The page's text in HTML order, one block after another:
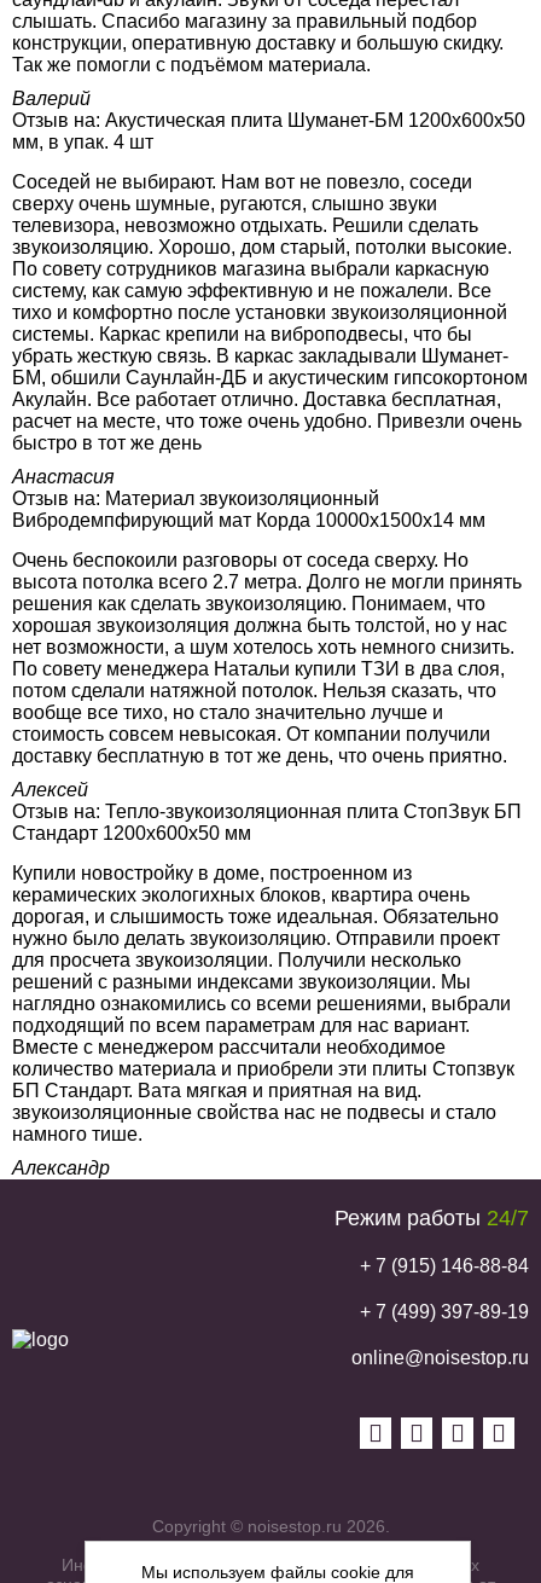
слышать. Спасибо магазину за правильный подбор
конструкции, оперативную доставку и большую скидку.
Так же помогли с подъёмом материала.
Валерий
Отзыв на: Акустическая плита Шуманет-БМ 1200х600х50
мм, в упак. 4 шт
Соседей не выбирают. Нам вот не повезло, соседи
сверху очень шумные, ругаются, слышно звуки
телевизора, невозможно отдыхать. Решили сделать
звукоизоляцию. Хорошо, дом старый, потолки высокие.
По совету сотрудников магазина выбрали каркасную
систему, как самую эффективную и не пожалели. Все
тихо и комфортно после установки звукоизоляционной
системы. Каркас крепили на виброподвесы, что бы
убрать жесткую связь. В каркас закладывали Шуманет-
БМ, обшили Саунлайн-ДБ и акустическим гипсокортоном
Акулайн. Все работает отлично. Доставка бесплатная,
расчет на месте, что тоже очень удобно. Привезли очень
быстро в тот же день
Анастасия
Отзыв на: Материал звукоизоляционный
Вибродемпфирующий мат Корда 10000х1500х14 мм
Очень беспокоили разговоры от соседа сверху. Но
высота потолка всего 2.7 метра. Долго не могли принять
решения как сделать звукоизоляцию. Понимаем, что
хорошая звукоизоляция должна быть толстой, но у нас
нет возможности, а шум хотелось хоть немного снизить.
По совету менеджера Натальи купили ТЗИ в два слоя,
потом сделали натяжной потолок. Нельзя сказать, что
вообще все тихо, но стало значительно лучше и
стоимость совсем невысокая. От компании получили
доставку бесплатную в тот же день, что очень приятно.
Алексей
Отзыв на: Тепло-звукоизоляционная плита СтопЗвук БП
Стандарт 1200х600х50 мм
Купили новостройку в доме, построенном из
керамических экологихных блоков, квартира очень
дорогая, и слышимость тоже идеальная. Обязательно
нужно было делать звукоизоляцию. Отправили проект
для просчета звукоизоляции. Получили несколько
решений с разными индексами звукоизоляции. Мы
наглядно ознакомились со всеми решениями, выбрали
подходящий по всем параметрам для нас вариант.
Вместе с менеджером рассчитали необходимое
количество материала и приобрели эти плиты Стопзвук
БП Стандарт. Вата мягкая и приятная на вид.
звукоизоляционные свойства нас не подвесы и стало
намного тише.
Александр
Режим работы 24/7
+ 7 (915) 146-88-84
+ 7 (499) 397-89-19
online@noisestop.ru
Copyright © noisestop.ru 2026.
Информация о товарах на сайте приведена в целях
Мы используем файлы cookie для